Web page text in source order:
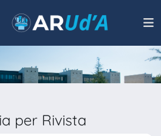
per Rivista